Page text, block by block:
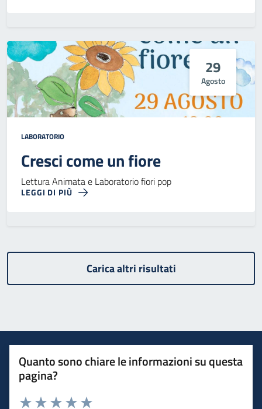
29
Agosto
LABORATORIO
Cresci come un fiore
Lettura Animata e Laboratorio fiori pop
LEGGI DI PIÙ
Carica altri risultati
Quanto sono chiare le informazioni su questa
pagina?